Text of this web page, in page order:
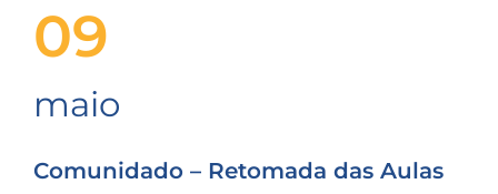
09
maio
Comunidado – Retomada das Aulas